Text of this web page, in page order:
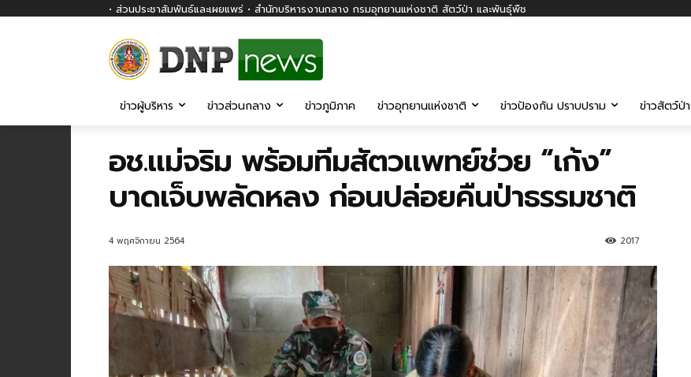
• ส่วนประชาสัมพันธ์และเผยแพร่ • สำนักบริหารงานกลาง กรมอุทยานแห่งชาติ สัตว์ป่า และพันธุ์พืช
ข่าวผู้บริหาร ข่าวส่วนกลาง ข่าวภูมิภาค ข่าวอุทยานแห่งชาติ ข่าวป้องกัน ปราบปราม ข่าวสัตว์ป่า
อช.แม่จริม พร้อมทีมสัตวแพทย์ช่วย “เก้ง”
บาดเจ็บพลัดหลง ก่อนปล่อยคืนป่าธรรมชาติ
4 พฤศจิกายน 2564 2017